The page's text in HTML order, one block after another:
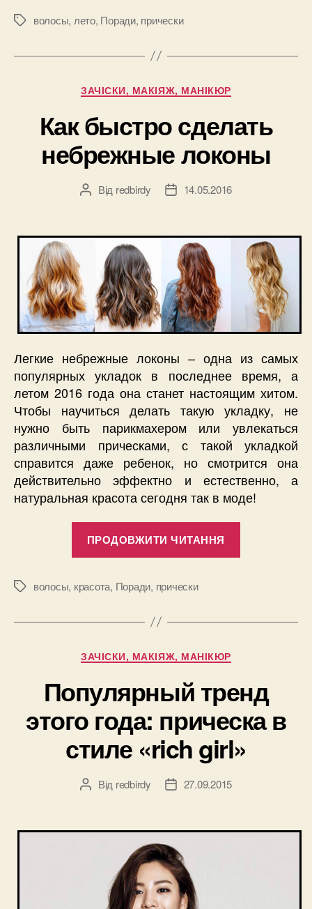
солью
настоящих
пляжных
Позначки
волосы, лето, Поради, прически
Категорії
ЗАЧІСКИ, МАКІЯЖ, МАНІКЮР
Как быстро сделать
небрежные локоны
Автор
Від redbirdy
Дата14.05.2016
Легкие небрежные локоны – одна из самых
популярных укладок в последнее время, а
летом 2016 года она станет настоящим хитом.
Чтобы научиться делать такую укладку, не
нужно быть парикмахером или увлекаться
различными прическами, с такой укладкой
справится даже ребенок, но смотрится она
действительно эффектно и естественно, а
натуральная красота сегодня так в моде!
ПРОДОВЖИТИ ЧИТАННЯ
Позначки
волосы, красота, Поради, прически
Категорії
ЗАЧІСКИ, МАКІЯЖ, МАНІКЮР
Популярный тренд
этого года: прическа в
стиле «rich girl»
Автор
Від redbirdy
Дата27.09.2015